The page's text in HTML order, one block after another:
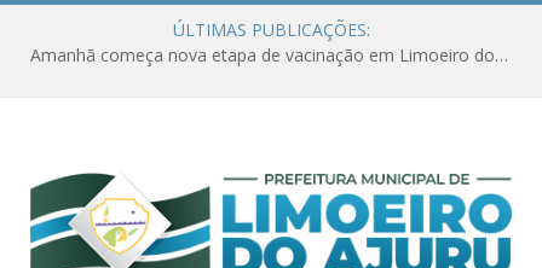
ÚLTIMAS PUBLICAÇÕES:
Amanhã começa nova etapa de vacinação em Limoeiro do Ajuru para idosos com 65 ou mais